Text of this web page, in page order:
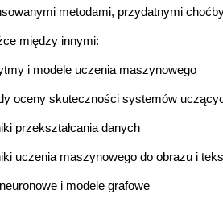
metodami, przydatnymi
między innymi:
i modele uczenia maszynowego
oceny skuteczności systemów
przekształcania danych
uczenia maszynowego do obrazu i
i modele grafowe